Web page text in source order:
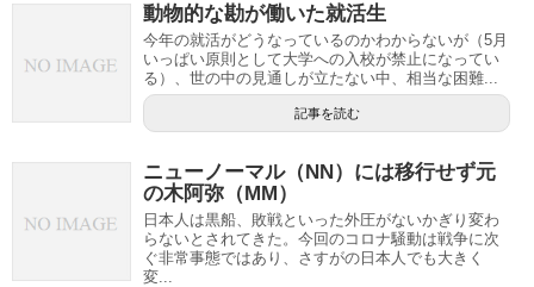
動物的な勘が働いた就活生
今年の就活がどうなっているのかわからないが（5月
いっぱい原則として大学への入校が禁止になってい
る）、世の中の見通しが立たない中、相当な困難...
記事を読む
ニューノーマル（NN）には移行せず元
の木阿弥（MM）
日本人は黒船、敗戦といった外圧がないかぎり変わ
らないとされてきた。今回のコロナ騒動は戦争に次
ぐ非常事態ではあり、さすがの日本人でも大きく
変...